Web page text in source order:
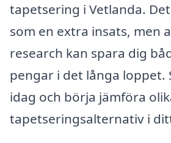
tapetsering i Vetlanda.
som en extra insats, men
research kan spara dig
pengar i det långa loppet.
idag och börja jämföra
tapetseringsalternativ i